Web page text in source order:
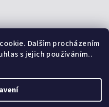
Dalším procházením
s jejich používáním..